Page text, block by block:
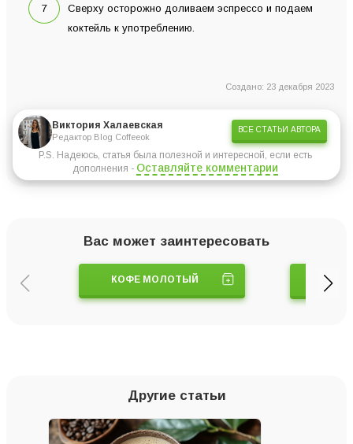
Сверху осторожно доливаем эспрессо и подаем
коктейль к употреблению.
Создано: 23 декабря 2023
Виктория Халаевская
Редактор Blog Coffeeok
ВСЕ СТАТЬИ АВТОРА
P.S. Надеюсь, статья была полезной и интересной, если есть
дополнения - Оставляйте комментарии
Вас может заинтересовать
КОФЕ МОЛОТЫЙ
Другие статьи